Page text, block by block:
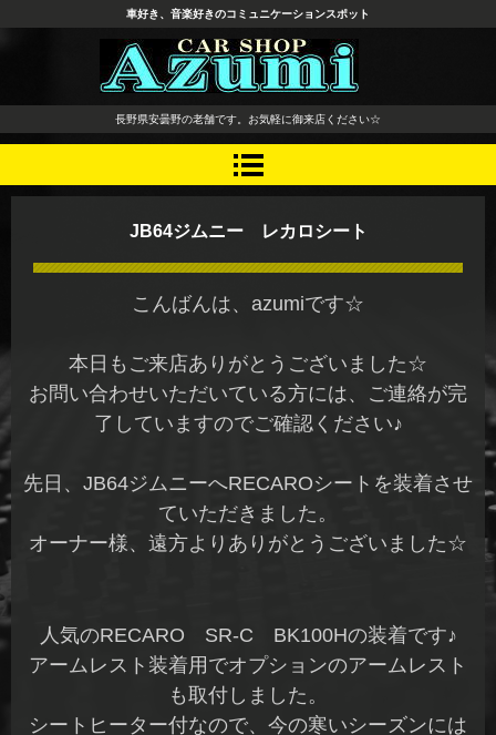
長野県 安曇野市 タイヤ ホ
イール デッドニング カーオ
ーディオ レカロシート
車好き、音楽好きのコミュニケーションスポット
長野県安曇野の老舗です。お気軽に御来店ください☆
JB64ジムニー レカロシート
こんばんは、azumiです☆
本日もご来店ありがとうございました☆
お問い合わせいただいている方には、ご連絡が完
了していますのでご確認ください♪
先日、JB64ジムニーへRECAROシートを装着させ
ていただきました。
オーナー様、遠方よりありがとうございました☆
人気のRECARO SR-C BK100Hの装着です♪
アームレスト装着用でオプションのアームレスト
も取付しました。
シートヒーター付なので、今の寒いシーズンには